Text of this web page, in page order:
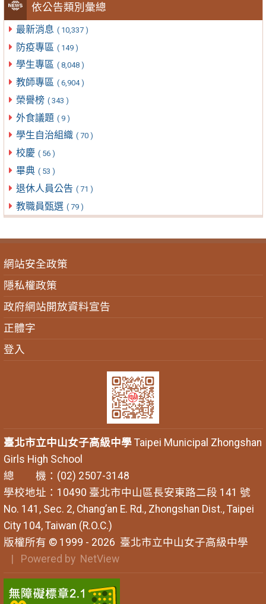
依公告類別彙總
最新消息 ( 10,337 )
防疫專區 ( 149 )
學生專區 ( 8,048 )
教師專區 ( 6,904 )
榮譽榜 ( 343 )
外食議題 ( 9 )
學生自治組織 ( 70 )
校慶 ( 56 )
畢典 ( 53 )
退休人員公告 ( 71 )
教職員甄選 ( 79 )
網站安全政策
隱私權政策
政府網站開放資料宣告
正體字
登入
臺北市立中山女子高級中學Taipei Municipal Zhongshan
Girls High School
總 機：(02) 2507-3148
學校地址：10490 臺北市中山區長安東路二段 141 號
No. 141, Sec. 2, Chang’an E. Rd., Zhongshan Dist., Taipei
City 104, Taiwan (R.O.C.)
版權所有 © 1999 - 2026 臺北市立中山女子高級中學
| Powered by NetView